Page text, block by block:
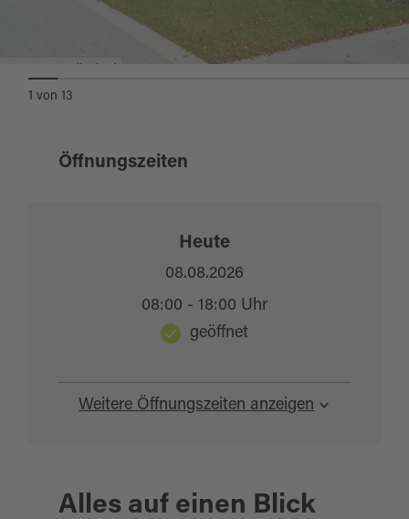
Im neuen Gastronomiebereich verwöhnt der
Pächter mit modernen, mediterranen
destination.one , zuletzt geändert am 19.03.2025
1 von 13
Öffnungszeiten
Weitere Öffnungszeiten anzeigen
Heute
08.08.2026
08:00 - 18:00 Uhr
geöffnet
Alles auf einen Blick